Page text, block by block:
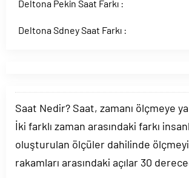
Deltona Pekin Saat Farkı :
Deltona Sdney Saat Farkı :
Saat Nedir? Saat, zamanı ölçmeye
İki farklı zaman arasındaki farkı
oluşturulan ölçüler dahilinde
rakamları arasındaki açılar 30